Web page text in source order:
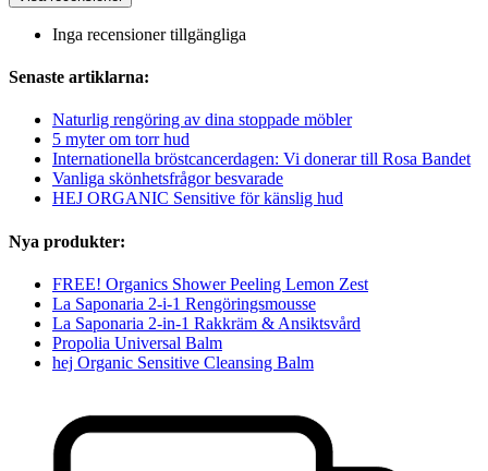
Inga recensioner tillgängliga
Senaste artiklarna:
Naturlig rengöring av dina stoppade möbler
5 myter om torr hud
Internationella bröstcancerdagen: Vi donerar till Rosa Bandet
Vanliga skönhetsfrågor besvarade
HEJ ORGANIC Sensitive för känslig hud
Nya produkter:
FREE! Organics Shower Peeling Lemon Zest
La Saponaria 2-i-1 Rengöringsmousse
La Saponaria 2-in-1 Rakkräm & Ansiktsvård
Propolia Universal Balm
hej Organic Sensitive Cleansing Balm